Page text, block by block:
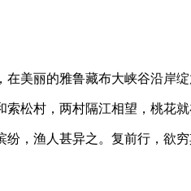
美丽的雅鲁藏布大峡谷沿岸
松村，两村隔江相望，桃花
，渔人甚异之。复前行，欲穷